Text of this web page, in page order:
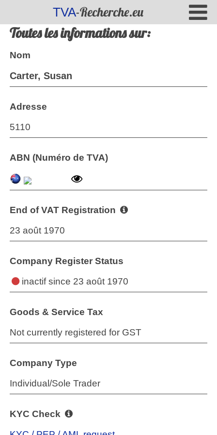
TVA-Recherche.eu
Toutes les informations sur:
Nom
Carter, Susan
Adresse
5110
ABN (Numéro de TVA)
End of VAT Registration
23 août 1970
Company Register Status
inactifsince 23 août 1970
Goods & Service Tax
Not currently registered for GST
Company Type
Individual/Sole Trader
KYC Check